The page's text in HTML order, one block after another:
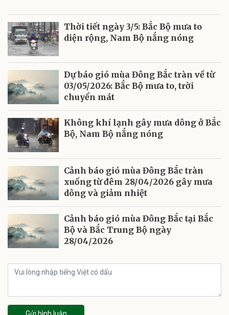
Thời tiết ngày 3/5: Bắc Bộ mưa to
diện rộng, Nam Bộ nắng nóng
Dự báo gió mùa Đông Bắc tràn về từ
03/05/2026: Bắc Bộ mưa to, trời
chuyển mát
Không khí lạnh gây mưa dông ở Bắc
Bộ, Nam Bộ nắng nóng
Cảnh báo gió mùa Đông Bắc tràn
xuống từ đêm 28/04/2026 gây mưa
dông và giảm nhiệt
Cảnh báo gió mùa Đông Bắc tại Bắc
Bộ và Bắc Trung Bộ ngày
28/04/2026